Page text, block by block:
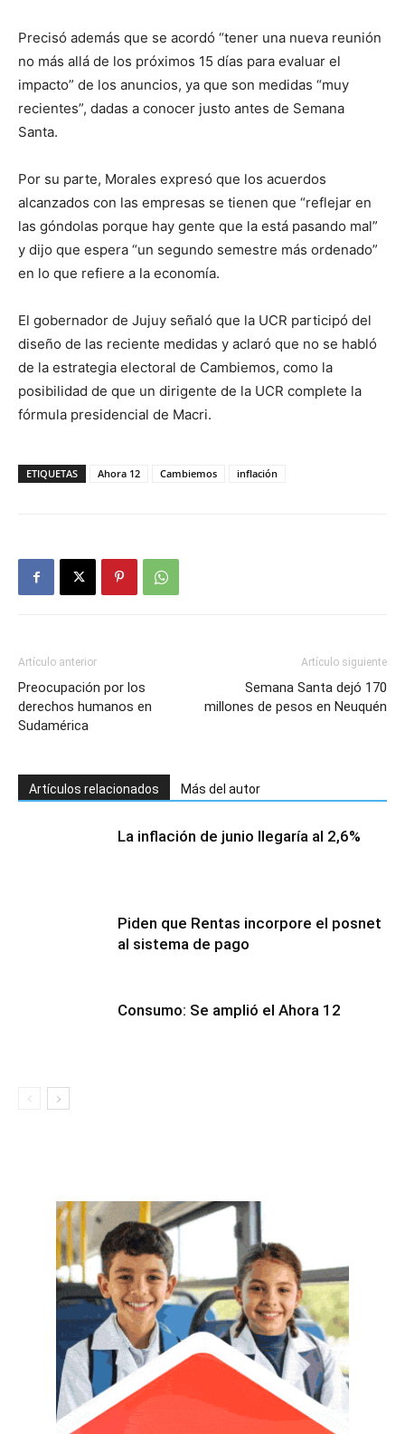
Precisó además que se acordó “tener una nueva reunión
no más allá de los próximos 15 días para evaluar el
impacto” de los anuncios, ya que son medidas “muy
recientes”, dadas a conocer justo antes de Semana
Santa.
Por su parte, Morales expresó que los acuerdos
alcanzados con las empresas se tienen que “reflejar en
las góndolas porque hay gente que la está pasando mal”
y dijo que espera “un segundo semestre más ordenado”
en lo que refiere a la economía.
El gobernador de Jujuy señaló que la UCR participó del
diseño de las reciente medidas y aclaró que no se habló
de la estrategia electoral de Cambiemos, como la
posibilidad de que un dirigente de la UCR complete la
fórmula presidencial de Macri.
ETIQUETAS Ahora 12 Cambiemos inflación
Artículo anterior
Preocupación por los
derechos humanos en
Sudamérica
Artículo siguiente
Semana Santa dejó 170
millones de pesos en Neuquén
Artículos relacionados Más del autor
La inflación de junio llegaría al 2,6%
Piden que Rentas incorpore el posnet
al sistema de pago
Consumo: Se amplió el Ahora 12